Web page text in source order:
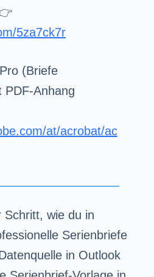
5za7ck7r
(Briefe
PDF-Anhang
at/acrobat/ac
Schritt, wie du in
Serienbriefe
in Outlook